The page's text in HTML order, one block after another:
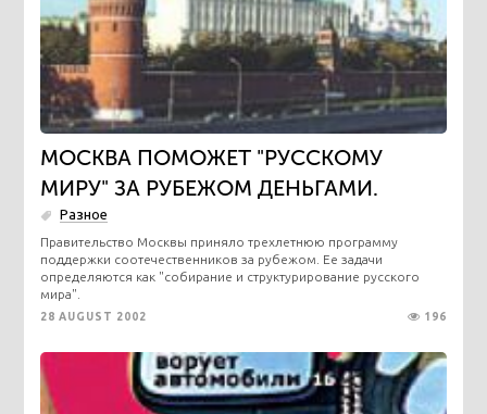
МОСКВА ПОМОЖЕТ "РУССКОМУ
МИРУ" ЗА РУБЕЖОМ ДЕНЬГАМИ.
Разное
Правительство Москвы приняло трехлетнюю программу
поддержки соотечественников за рубежом. Ее задачи
определяются как "собирание и структурирование русского
мира".
28 AUGUST 2002 196